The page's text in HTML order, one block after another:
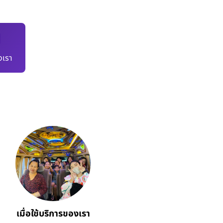
รา
เมื่อใช้บริการของเรา